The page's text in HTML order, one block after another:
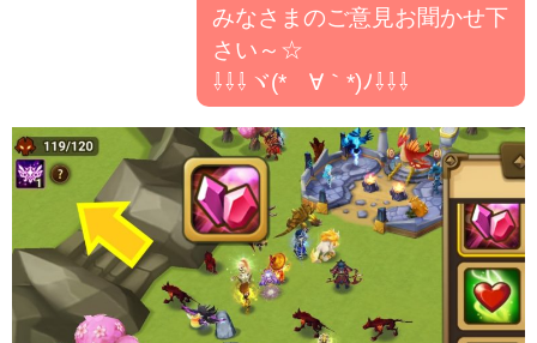
みなさまのご意見お聞かせ下
さい～☆
⇩⇩⇩ヾ(*´∀｀*)ﾉ⇩⇩⇩